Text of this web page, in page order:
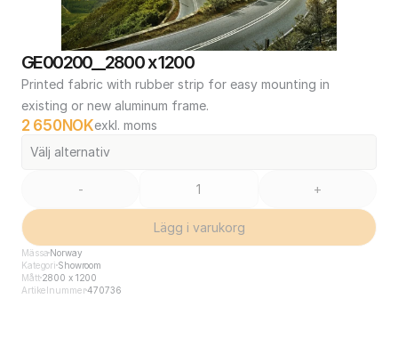
GE00200__2800 x 1200
Printed fabric with rubber strip for easy mounting in
existing or new aluminum frame.
2 650NOKexkl. moms
Välj alternativ
- +
Lägg i varukorg
Mässa Norway
Kategori Showroom
Mått2800 x 1200
Artikelnummer470736
Köpvillkor